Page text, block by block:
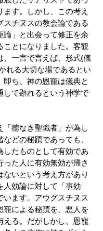
ます。しかし、この考え
スチヌスの教会論である
論」と出会って修正を余
ことになりました。客観
、一言で言えば、形式(儀
れる大切な場であるとい
即ち、神の恩寵は儀典と
して顕れるという神学で
「徳なき聖職者」が為し
などの秘蹟であっても、
したものとして有効であ
った人に有効無効が帰さ
ないという考え方があり
人効論に対して「事効
います。アウグスチヌス
寵による秘蹟を、悪人を
える。だがしかし、恩寵